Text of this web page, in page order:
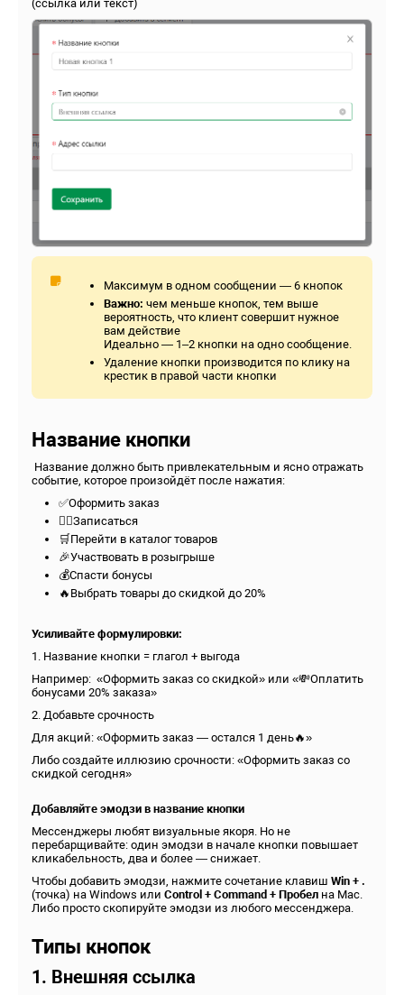
(ссылка или текст)
Максимум в одном сообщении — 6 кнопок
Важно: чем меньше кнопок, тем выше
вероятность, что клиент совершит нужное
вам действие
Идеально — 1–2 кнопки на одно сообщение.
Удаление кнопки производится по клику на
крестик в правой части кнопки
Название кнопки
Название должно быть привлекательным и ясно отражать
событие, которое произойдёт после нажатия:
✅Оформить заказ
💇‍♀️Записаться
🛒Перейти в каталог товаров
🎉Участвовать в розыгрыше
💰Спасти бонусы
🔥Выбрать товары до скидкой до 20%
Усиливайте формулировки:
1. Название кнопки = глагол + выгода
Например: «Оформить заказ со скидкой» или «💸Оплатить
бонусами 20% заказа»
2. Добавьте срочность
Для акций: «Оформить заказ — остался 1 день🔥»
Либо создайте иллюзию срочности: «Оформить заказ со
скидкой сегодня»
Добавляйте эмодзи в название кнопки
Мессенджеры любят визуальные якоря. Но не
перебарщивайте: один эмодзи в начале кнопки повышает
кликабельность, два и более — снижает.
Чтобы добавить эмодзи, нажмите сочетание клавиш Win + .
(точка) на Windows или Control + Command + Пробел на Мас.
Либо просто скопируйте эмодзи из любого мессенджера.
Типы кнопок
1. Внешняя ссылка